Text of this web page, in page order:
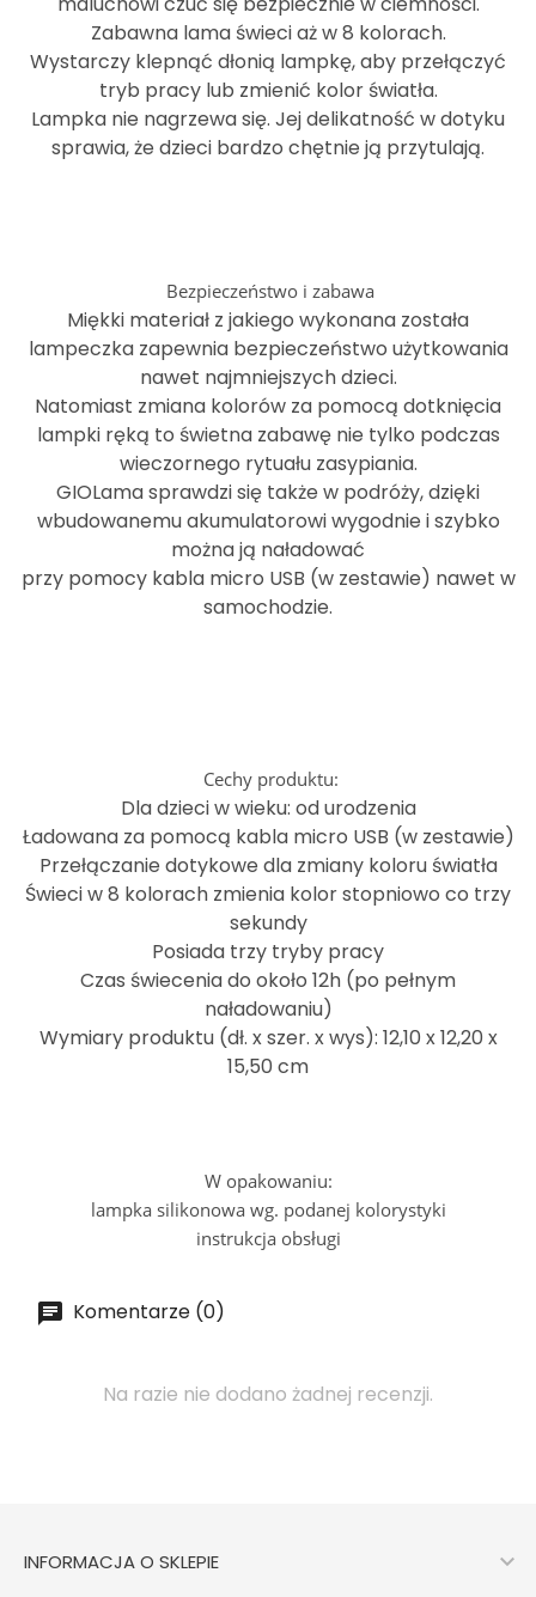
Zabawna lama świeci aż w 8 kolorach.
Wystarczy klepnąć dłonią lampkę, aby przełączyć
tryb pracy lub zmienić kolor światła.
Lampka nie nagrzewa się. Jej delikatność w dotyku
sprawia, że dzieci bardzo chętnie ją przytulają.
Bezpieczeństwo i zabawa
Miękki materiał z jakiego wykonana została
lampeczka zapewnia bezpieczeństwo użytkowania
nawet najmniejszych dzieci.
Natomiast zmiana kolorów za pomocą dotknięcia
lampki ręką to świetna zabawę nie tylko podczas
wieczornego rytuału zasypiania.
GIOLama sprawdzi się także w podróży, dzięki
wbudowanemu akumulatorowi wygodnie i szybko
można ją naładować
przy pomocy kabla micro USB (w zestawie) nawet w
samochodzie.
Cechy produktu:
Dla dzieci w wieku: od urodzenia
Ładowana za pomocą kabla micro USB (w zestawie)
Przełączanie dotykowe dla zmiany koloru światła
Świeci w 8 kolorach zmienia kolor stopniowo co trzy
sekundy
Posiada trzy tryby pracy
Czas świecenia do około 12h (po pełnym
naładowaniu)
Wymiary produktu (dł. x szer. x wys): 12,10 x 12,20 x
15,50 cm
W opakowaniu:
lampka silikonowa wg. podanej kolorystyki
instrukcja obsługi
Komentarze (0)
Na razie nie dodano żadnej recenzji.
INFORMACJA O SKLEPIE 